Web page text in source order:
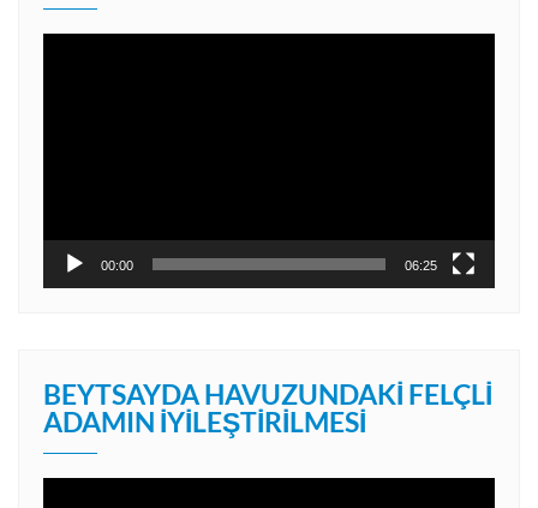
00:00 06:25
BEYTSAYDA HAVUZUNDAKI FELÇLI
ADAMIN İYILEŞTIRILMESI